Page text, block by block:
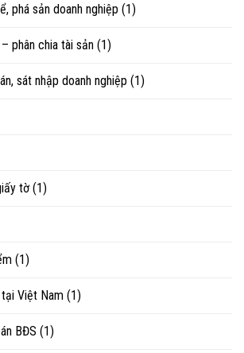
phá sản doanh nghiệp (1)
phân chia tài sản (1)
sát nhập doanh nghiệp (1)
tờ (1)
(1)
Việt Nam (1)
BĐS (1)